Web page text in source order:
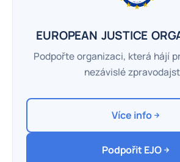
EUROPEAN JUSTICE
Podpořte organizaci, která hájí
nezávislé
Více info
Podpořit EJO